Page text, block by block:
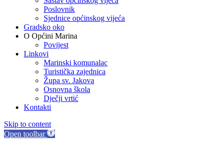
Poslovnik
Sjednice općinskog vijeća
Gradsko oko
O Općini Marina
Povijest
Linkovi
Marinski komunalac
Turistička zajednica
Župa sv. Jakova
Osnovna škola
Dječji vrtić
Kontakti
Skip to content
Open toolbar